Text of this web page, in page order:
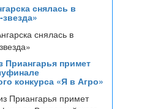
снялась в
Приангарья примет
конкурса «Я в Агро»